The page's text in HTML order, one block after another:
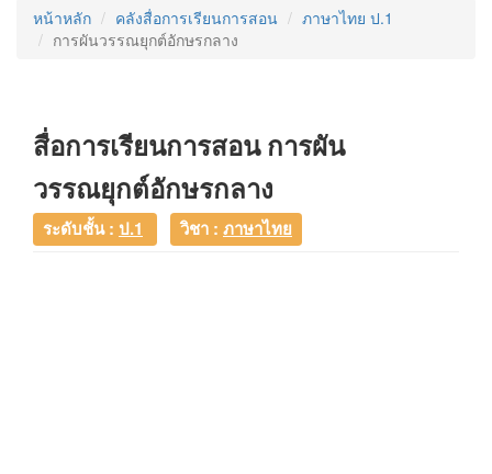
หน้าหลัก คลังสื่อการเรียนการสอน
ภาษาไทย ป.1
การผันวรรณยุกต์อักษรกลาง
สื่อการเรียนการสอน การผัน
วรรณยุกต์อักษรกลาง
ระดับชั้น : ป.1 วิชา : ภาษาไทย